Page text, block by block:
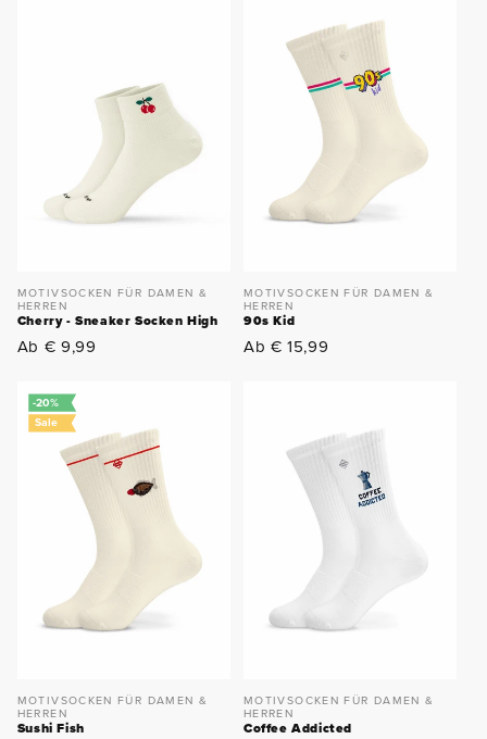
MOTIVSOCKEN FÜR DAMEN &
HERREN
Cherry - Sneaker Socken High
Normaler
Ab € 9,99
MOTIVSOCKEN FÜR DAMEN &
HERREN
90s Kid
Normaler
Ab € 15,99
-20%
Sale
MOTIVSOCKEN FÜR DAMEN &
HERREN
Sushi Fish
MOTIVSOCKEN FÜR DAMEN &
HERREN
Coffee Addicted